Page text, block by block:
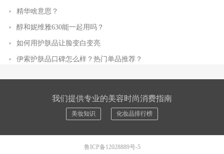
精华啥意思？
醇和妮维雅630能一起用吗？
如何用护肤品让脸变白变亮
伊索护肤品口碑怎么样？热门单品推荐？
我们提供专业的美容时尚消费指南
美妆知识 化妆品排行榜
鲁ICP备12028889号-5